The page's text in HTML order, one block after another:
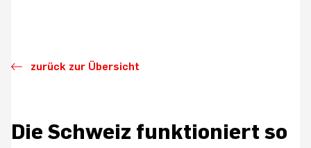
zurück zur Übersicht
Die Schweiz funktioniert so